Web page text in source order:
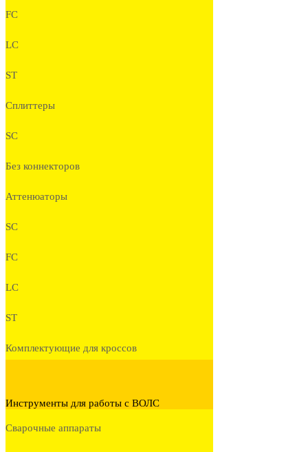
FC
LC
ST
Сплиттеры
SC
Без коннекторов
Аттенюаторы
SC
FC
LC
ST
Комплектующие для кроссов
Инструменты для работы с ВОЛС
Сварочные аппараты